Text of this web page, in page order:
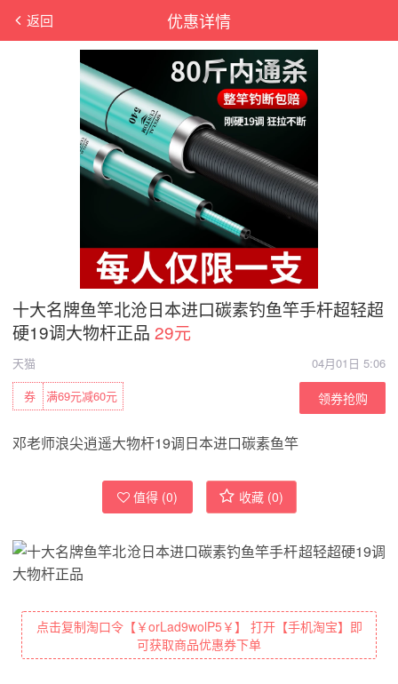
优惠详情
返回
十大名牌鱼竿北沧日本进口碳素钓鱼竿手杆超轻超
硬19调大物杆正品 29元
天猫
04月01日 5:06
满69元减60元
券 领券抢购
邓老师浪尖逍遥大物杆19调日本进口碳素鱼竿
值得 (0) 收藏 (0)
点击复制淘口令【￥orLad9wolP5￥】 打开【手机淘宝】即
可获取商品优惠券下单